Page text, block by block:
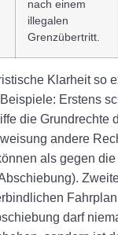
nach einem
illegalen
Grenzübertritt.
Klarheit so
Erstens
die Grundrechte
andere
als gegen
darf